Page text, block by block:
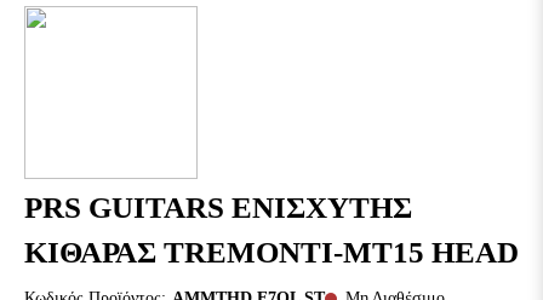
PRS GUITARS ΕΝΙΣΧΥΤΗΣ
ΚΙΘΑΡΑΣ TREMONTI-MT15 HEAD